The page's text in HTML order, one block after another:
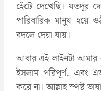
হেঁটে দেখেছি। যতদূর
পারিবারিক মানুষ
বদলে দেয়া যায়।
আবার এই লাইনটা
ইসলাম পরিপূর্ণ, এবং
করে না। আল্লাহ স্পষ্ট